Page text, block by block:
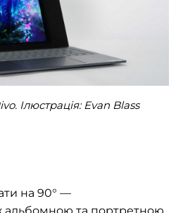
Ілюстрація: Evan Blass
на 90° —